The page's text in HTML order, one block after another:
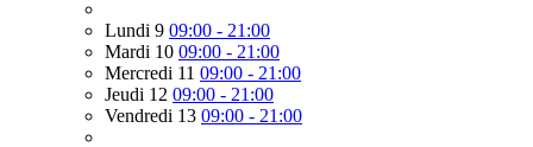
Lundi 9 09:00 - 21:00
Mardi 10 09:00 - 21:00
Mercredi 11 09:00 - 21:00
Jeudi 12 09:00 - 21:00
Vendredi 13 09:00 - 21:00